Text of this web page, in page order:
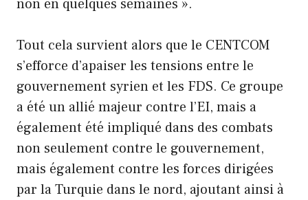
non en quelques semaines ».
Tout cela survient alors que le CENTCOM
s’efforce d’apaiser les tensions entre le
gouvernement syrien et les FDS. Ce groupe
a été un allié majeur contre l’EI, mais a
également été impliqué dans des combats
non seulement contre le gouvernement,
mais également contre les forces dirigées
par la Turquie dans le nord, ajoutant ainsi à